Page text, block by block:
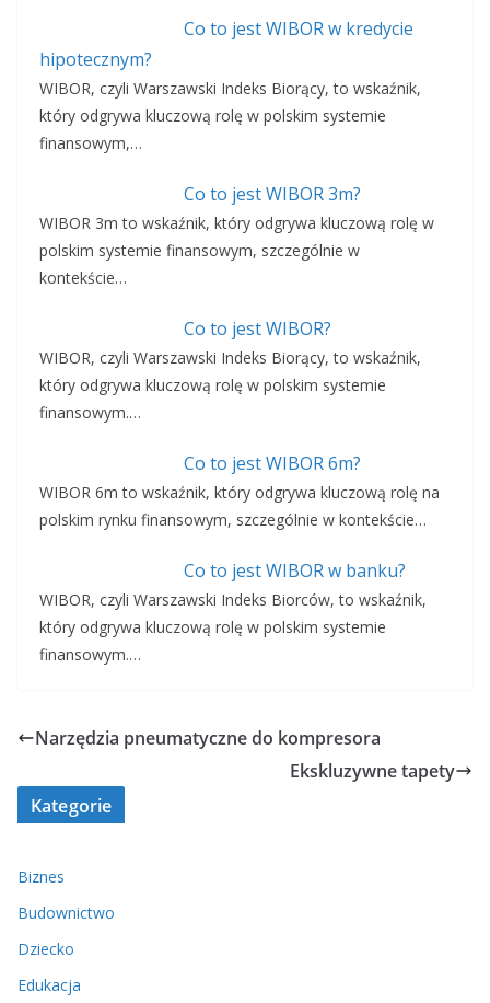
Co to jest WIBOR w kredycie
hipotecznym?
WIBOR, czyli Warszawski Indeks Biorący, to wskaźnik,
który odgrywa kluczową rolę w polskim systemie
finansowym,…
Co to jest WIBOR 3m?
WIBOR 3m to wskaźnik, który odgrywa kluczową rolę w
polskim systemie finansowym, szczególnie w
kontekście…
Co to jest WIBOR?
WIBOR, czyli Warszawski Indeks Biorący, to wskaźnik,
który odgrywa kluczową rolę w polskim systemie
finansowym.…
Co to jest WIBOR 6m?
WIBOR 6m to wskaźnik, który odgrywa kluczową rolę na
polskim rynku finansowym, szczególnie w kontekście…
Co to jest WIBOR w banku?
WIBOR, czyli Warszawski Indeks Biorców, to wskaźnik,
który odgrywa kluczową rolę w polskim systemie
finansowym.…
Narzędzia pneumatyczne do kompresora
Ekskluzywne tapety
Kategorie
Biznes
Budownictwo
Dziecko
Edukacja